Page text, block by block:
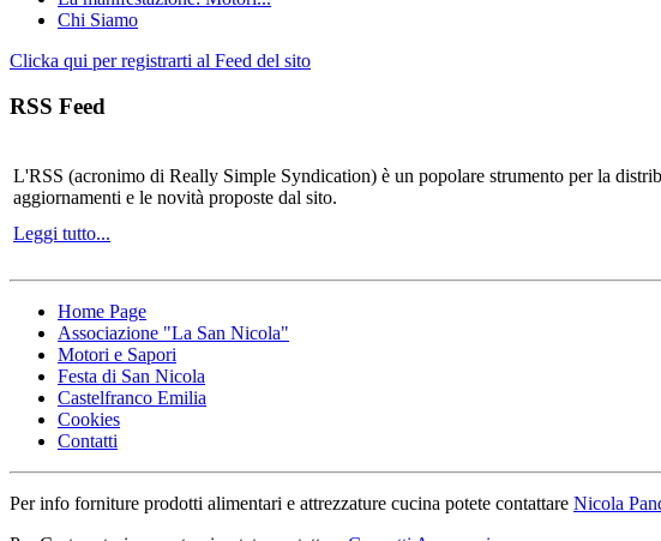
Chi Siamo
Clicka qui per registrarti al Feed del sito
RSS Feed
L'RSS (acronimo di Really Simple Syndication) è un popolare strumento per la
aggiornamenti e le novità proposte dal sito.
Leggi tutto...
Home Page
Associazione "La San Nicola"
Motori e Sapori
Festa di San Nicola
Castelfranco Emilia
Cookies
Contatti
Per info forniture prodotti alimentari e attrezzature cucina potete contattare Nicola